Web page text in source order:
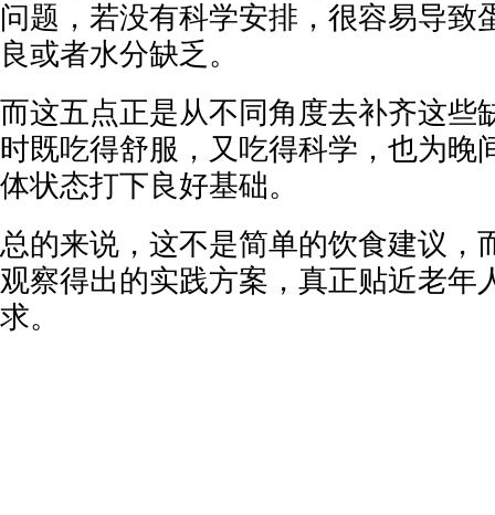
问题，若没有科学安排，很容易导致
良或者水分缺乏。
而这五点正是从不同角度去补齐这些
时既吃得舒服，又吃得科学，也为晚
体状态打下良好基础。
总的来说，这不是简单的饮食建议，
观察得出的实践方案，真正贴近老年
求。